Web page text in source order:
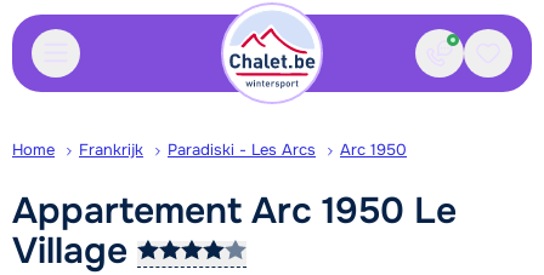
Contact
Home Frankrijk Paradiski - Les Arcs Arc 1950
Appartement Arc 1950 Le
Village